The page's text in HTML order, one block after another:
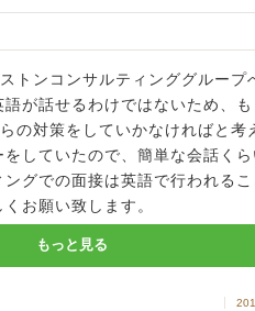
トンコンサルティンググループ
が話せるわけではないため、
の対策をしていかなければと考
していたので、簡単な会話く
グでの面接は英語で行われる
お願い致します。
もっと見る